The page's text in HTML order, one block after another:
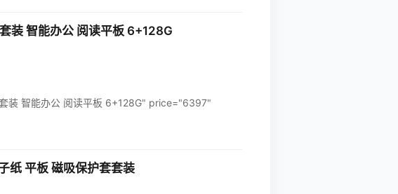
装 智能办公 阅读平板 6+128G
装 智能办公 阅读平板 6+128G" price="6397"
纸 平板 磁吸保护套套装